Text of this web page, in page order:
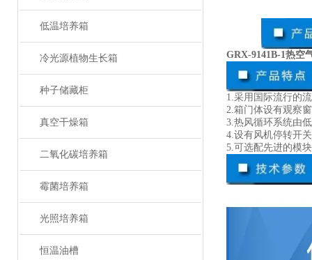
低温培养箱
冷光源植物生长箱
种子储藏柜
真空干燥箱
二氧化碳培养箱
霉菌培养箱
光照培养箱
恒温油槽
GRX-9141B-1热空
1.采用国际流行的
2.箱门体设有观察
3.热风循环系统由
4.设有风机停转开
5.可选配先进的模